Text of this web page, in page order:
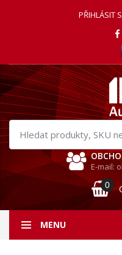
PŘIHLÁSIT
Hledat
produkty
E-mail:
0
MENU